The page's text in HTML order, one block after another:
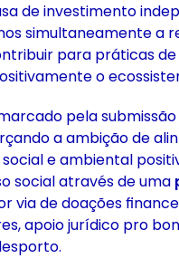
de investimento
simultaneamente a
para práticas
o
pela
a ambição de
e ambiental
social através de uma
via de doações
apoio jurídico pro